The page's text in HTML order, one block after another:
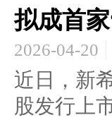
拟成首
2026-04-20
近日，新
股发行上